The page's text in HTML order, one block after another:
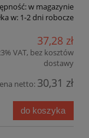
w magazynie
w: 1-2 dni robocze
37,28 zł
VAT, bez kosztów
dostawy
netto: 30,31 zł
do koszyka